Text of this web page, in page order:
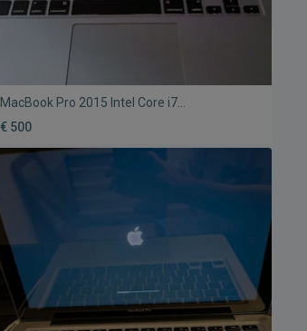
MacBook Pro 2015 Intel Core i7
μεταχειρισμένο, 13.3"
€ 500